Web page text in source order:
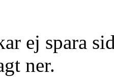
ej spara
ner.